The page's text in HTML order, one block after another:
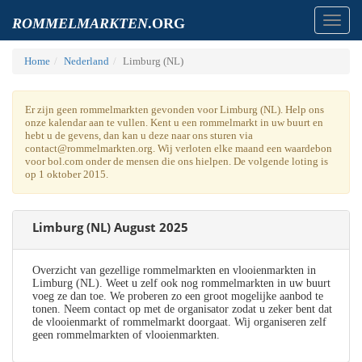
ROMMELMARKTEN.ORG
Home Nederland Limburg (NL)
Er zijn geen rommelmarkten gevonden voor Limburg (NL). Help ons
onze kalendar aan te vullen. Kent u een rommelmarkt in uw buurt en
hebt u de gevens, dan kan u deze naar ons sturen via
contact@rommelmarkten.org. Wij verloten elke maand een waardebon
voor bol.com onder de mensen die ons hielpen. De volgende loting is
op 1 oktober 2015.
Limburg (NL) August 2025
Overzicht van gezellige rommelmarkten en vlooienmarkten in
Limburg (NL). Weet u zelf ook nog rommelmarkten in uw buurt
voeg ze dan toe. We proberen zo een groot mogelijke aanbod te
tonen. Neem contact op met de organisator zodat u zeker bent dat
de vlooienmarkt of rommelmarkt doorgaat. Wij organiseren zelf
geen rommelmarkten of vlooienmarkten.